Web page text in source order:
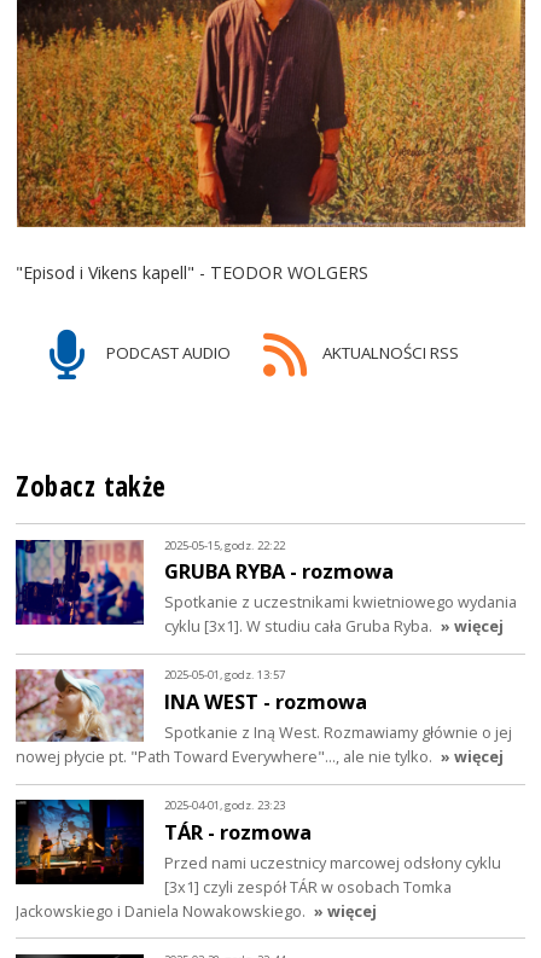
"Episod i Vikens kapell" - TEODOR WOLGERS
PODCAST AUDIO AKTUALNOŚCI RSS
Zobacz także
2025-05-15, godz. 22:22
GRUBA RYBA - rozmowa
Spotkanie z uczestnikami kwietniowego wydania
cyklu [3x1]. W studiu cała Gruba Ryba. » więcej
2025-05-01, godz. 13:57
INA WEST - rozmowa
Spotkanie z Iną West. Rozmawiamy głównie o jej
nowej płycie pt. "Path Toward Everywhere"..., ale nie tylko. » więcej
2025-04-01, godz. 23:23
TÁR - rozmowa
Przed nami uczestnicy marcowej odsłony cyklu
[3x1] czyli zespół TÁR w osobach Tomka
Jackowskiego i Daniela Nowakowskiego. » więcej